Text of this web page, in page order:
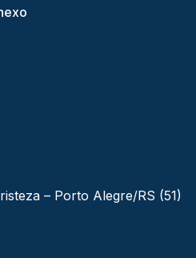
– Porto Alegre/RS (51)